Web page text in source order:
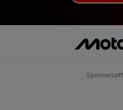
H
E
R
U
Sponsors